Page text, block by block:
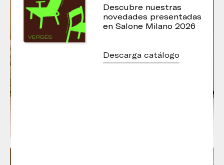
Descubre nuestras
novedades presentadas
en Salone Milano 2026
Descarga catálogo